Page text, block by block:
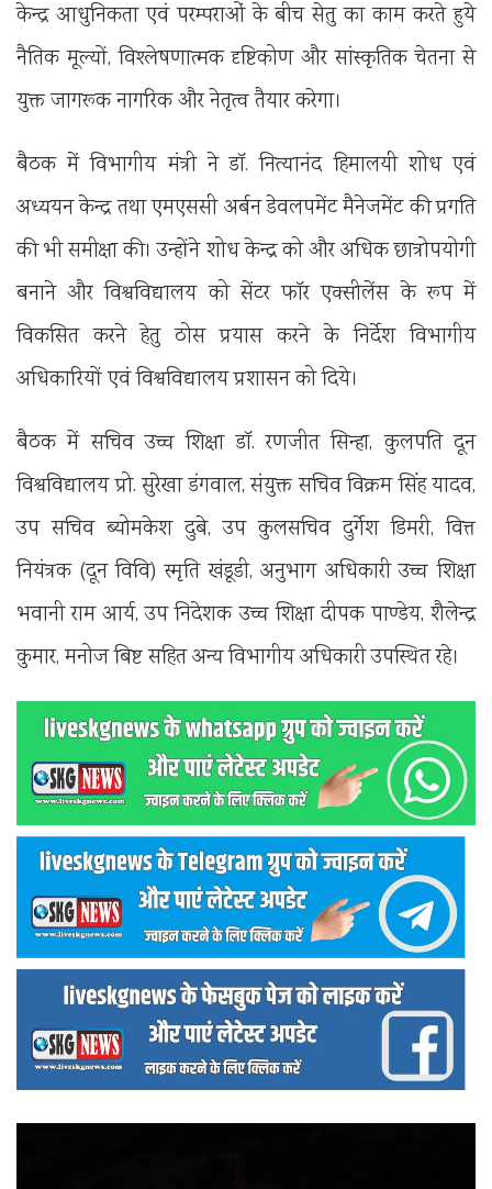
केन्द्र आधुनिकता एवं परम्पराओं के बीच सेतु का काम करते हुये
नैतिक मूल्यों, विश्लेषणात्मक दृष्टिकोण और सांस्कृतिक चेतना से
युक्त जागरूक नागरिक और नेतृत्व तैयार करेगा।
बैठक में विभागीय मंत्री ने डॉ. नित्यानंद हिमालयी शोध एवं
अध्ययन केन्द्र तथा एमएससी अर्बन डेवलपमेंट मैनेजमेंट की प्रगति
की भी समीक्षा की। उन्होंने शोध केन्द्र को और अधिक छात्रोपयोगी
बनाने और विश्वविद्यालय को सेंटर फॉर एक्सीलेंस के रूप में
विकसित करने हेतु ठोस प्रयास करने के निर्देश विभागीय
अधिकारियों एवं विश्वविद्यालय प्रशासन को दिये।
बैठक में सचिव उच्च शिक्षा डॉ. रणजीत सिन्हा, कुलपति दून
विश्वविद्यालय प्रो. सुरेखा डंगवाल, संयुक्त सचिव विक्रम सिंह यादव,
उप सचिव ब्योमकेश दुबे, उप कुलसचिव दुर्गेश डिमरी, वित्त
नियंत्रक (दून विवि) स्मृति खंडूडी, अनुभाग अधिकारी उच्च शिक्षा
भवानी राम आर्य, उप निदेशक उच्च शिक्षा दीपक पाण्डेय, शैलेन्द्र
कुमार, मनोज बिष्ट सहित अन्य विभागीय अधिकारी उपस्थित रहे।